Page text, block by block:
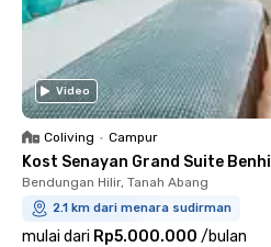
Video
Coliving • Campur
Kost Senayan Grand Suite Benhil
Bendungan Hilir, Tanah Abang
2.1 km dari menara sudirman
mulai dari Rp5.000.000 /bulan